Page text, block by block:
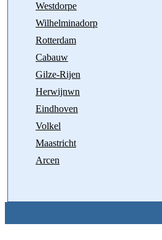
Westdorpe
Wilhelminadorp
Rotterdam
Cabauw
Gilze-Rijen
Herwijnwn
Eindhoven
Volkel
Maastricht
Arcen